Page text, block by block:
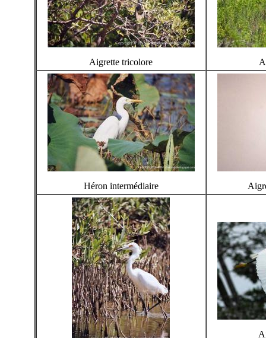
Aigrette tricolore
Héron intermédiaire